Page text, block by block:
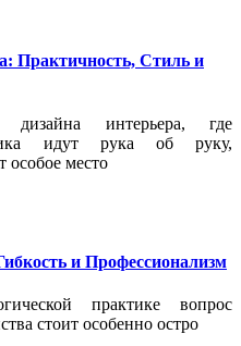
Практичность, Стиль и
интерьера, где
идут рука об руку,
место
и Профессионализм
практике вопрос
стоит особенно остро